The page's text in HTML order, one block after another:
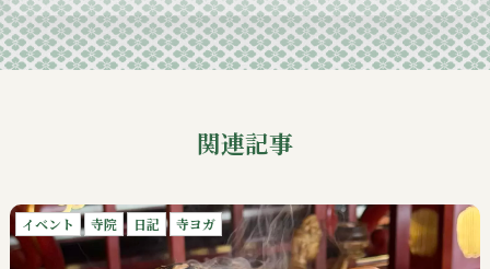
関連記事
イベント 寺院 日記 寺ヨガ